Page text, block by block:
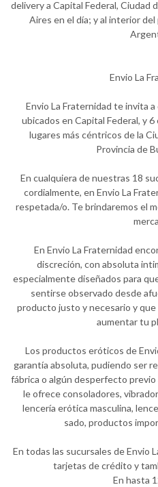
delivery a Capital Federal, Ciudad
Aires en el día; y al interior
Envio La
Envio La Fraternidad te invita
ubicados en Capital Federal, y
lugares más céntricos de la
Provincia de
En cualquiera de nuestras 18
cordialmente, en Envio La
respetada/o. Te brindaremos el
En Envio La Fraternidad
discreción, con absoluta
especialmente diseñados para
sentirse observado desde
producto justo y necesario y
aumentar tu
Los productos eróticos de
garantía absoluta, pudiendo ser
fábrica o algún desperfecto previo
le ofrece consoladores,
lencería erótica masculina,
sado, productos
En todas las sucursales de Envio
tarjetas de crédito y
En hasta